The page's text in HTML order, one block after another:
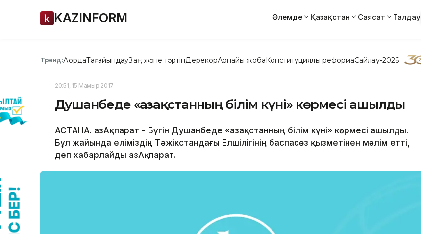
KAZINFORM Әлемде Қазақстан Саясат Талдау
Тренд:АқордаТағайындауЗаң және тәртіпДерекқорАрнайы жобаКонституциялық реформаСайлау-2026
20:51, 15 Мамыр 2017
Душанбеде «Қазақстанның білім күні» көрмесі ашылды
АСТАНА. ҚазАқпарат - Бүгін Душанбеде «Қазақстанның білім күні» көрмесі ашылды.
Бұл жайында еліміздің Тәжікстандағы Елшілігінің баспасөз қызметінен мәлім етті,
деп хабарлайды ҚазАқпарат.